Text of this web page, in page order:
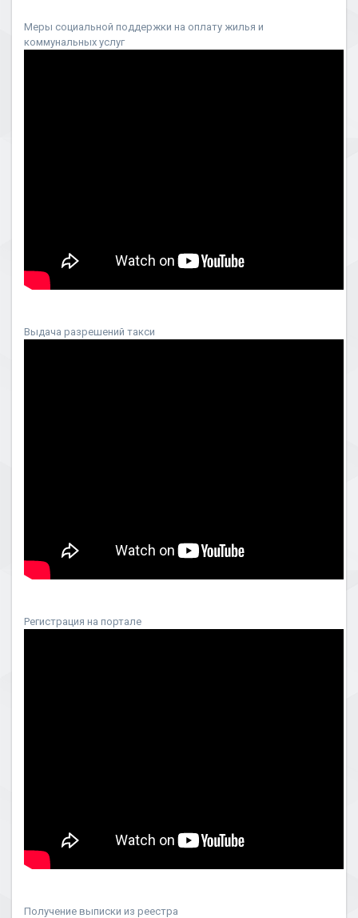
Меры социальной поддержки на оплату жилья и
коммунальных услуг
Выдача разрешений такси
Регистрация на портале
Получение выписки из реестра